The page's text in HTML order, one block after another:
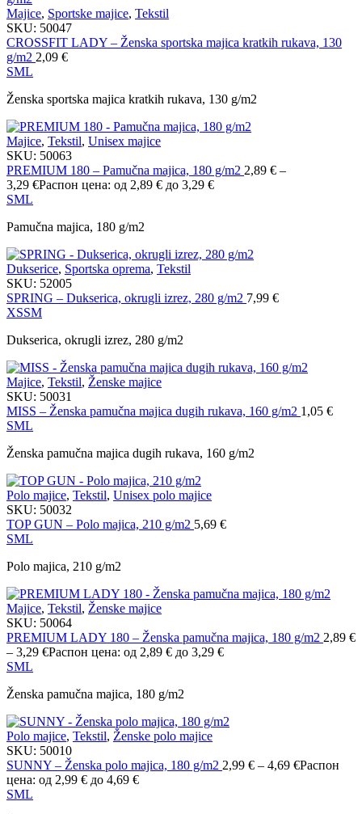
Majice, Sportske majice, Tekstil
SKU: 50047
CROSSFIT LADY – Ženska sportska majica kratkih rukava, 130
g/m2 2,09 €
SML
Ženska sportska majica kratkih rukava, 130 g/m2
Majice, Tekstil, Unisex majice
SKU: 50063
PREMIUM 180 – Pamučna majica, 180 g/m2 2,89 € –
3,29 €Распон цена: од 2,89 € до 3,29 €
SML
Pamučna majica, 180 g/m2
Dukserice, Sportska oprema, Tekstil
SKU: 52005
SPRING – Dukserica, okrugli izrez, 280 g/m2 7,99 €
XSSM
Dukserica, okrugli izrez, 280 g/m2
Majice, Tekstil, Ženske majice
SKU: 50031
MISS – Ženska pamučna majica dugih rukava, 160 g/m2 1,05 €
SML
Ženska pamučna majica dugih rukava, 160 g/m2
Polo majice, Tekstil, Unisex polo majice
SKU: 50032
TOP GUN – Polo majica, 210 g/m2 5,69 €
SML
Polo majica, 210 g/m2
Majice, Tekstil, Ženske majice
SKU: 50064
PREMIUM LADY 180 – Ženska pamučna majica, 180 g/m2 2,89 €
– 3,29 €Распон цена: од 2,89 € до 3,29 €
SML
Ženska pamučna majica, 180 g/m2
Polo majice, Tekstil, Ženske polo majice
SKU: 50010
SUNNY – Ženska polo majica, 180 g/m2 2,99 € – 4,69 €Распон
цена: од 2,99 € до 4,69 €
SML